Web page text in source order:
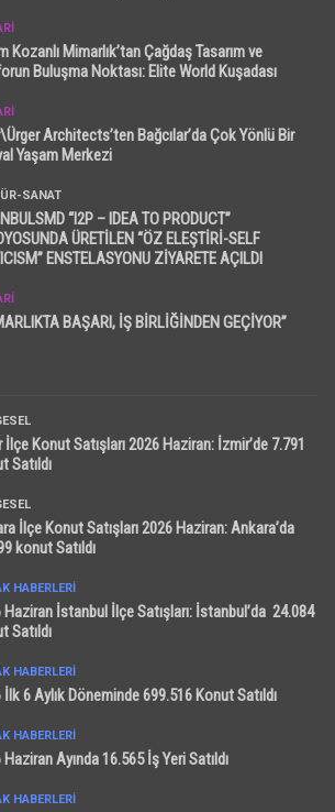
Kozanlı Mimarlık’tan Çağdaş Tasarım ve
Buluşma Noktası: Elite World Kuşadası
Architects’ten Bağcılar’da Çok Yönlü Bir
Yaşam Merkezi
SANAT
“I2P – IDEA TO PRODUCT”
ÜRETİLEN “ÖZ ELEŞTİRİ-SELF
ENSTELASYONU ZİYARETE AÇILDI
BAŞARI, İŞ BİRLİĞİNDEN GEÇİYOR”
İlçe Konut Satışları 2026 Haziran: İzmir’de 7.791
Satıldı
İlçe Konut Satışları 2026 Haziran: Ankara’da
konut Satıldı
HABERLERI
Haziran İstanbul İlçe Satışları: İstanbul’da 24.084
Satıldı
HABERLERI
İlk 6 Aylık Döneminde 699.516 Konut Satıldı
HABERLERI
Ayında 16.565 İş Yeri Satıldı
HABERLERI